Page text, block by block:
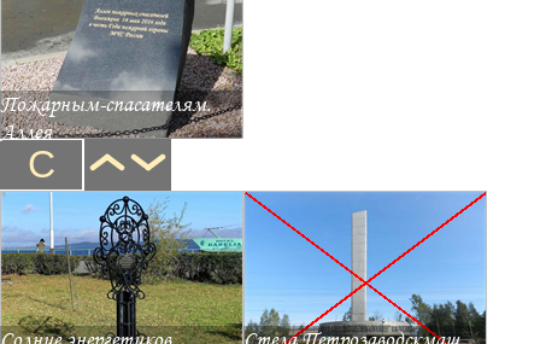
Пожарным-спасателям.
Аллея
С